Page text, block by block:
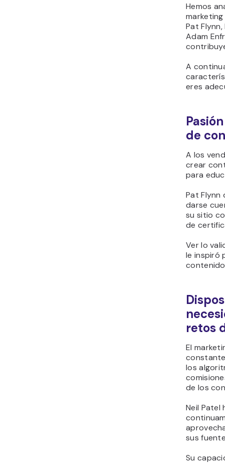
Hemos
Pat
Adam
A
eres
de
A los
crear
para
Pat Flynn
darse
su sitio
de
Ver lo
le inspiró
retos
El
los
de los
Neil
sus
Su